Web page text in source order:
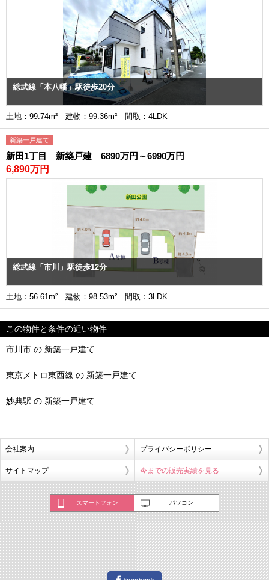
総武線「本八幡」駅徒歩20分
土地：99.74m² 建物：99.36m² 間取：4LDK
新築一戸建て
新田1丁目 新築戸建 6890万円～6990万円
6,890万円
総武線「市川」駅徒歩12分
土地：56.61m² 建物：98.53m² 間取：3LDK
この物件と条件の近い物件
市川市 の 新築一戸建て
東京メトロ東西線 の 新築一戸建て
妙典駅 の 新築一戸建て
会社案内 プライバシーポリシー
サイトマップ 今までの販売実績を見る
スマートフォン パソコン